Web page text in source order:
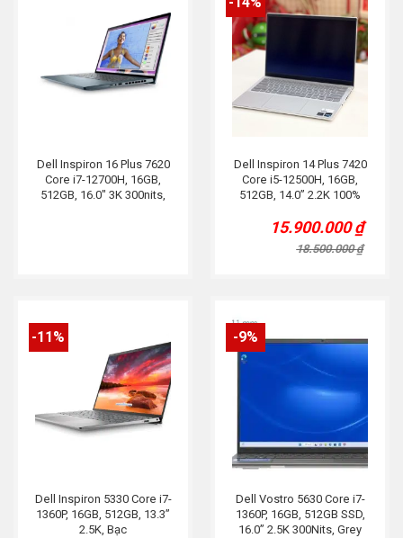
Dell Inspiron 16 Plus 7620
Core i7-12700H, 16GB,
512GB, 16.0″ 3K 300nits,
Dell Inspiron 14 Plus 7420
Core i5-12500H, 16GB,
512GB, 14.0” 2.2K 100%
18.500.000₫
Original
price
was:
15.900.000₫
Current
price
is:
-11%
Dell Inspiron 5330 Core i7-
1360P, 16GB, 512GB, 13.3”
2.5K, Bạc
-9%
Dell Vostro 5630 Core i7-
1360P, 16GB, 512GB SSD,
16.0” 2.5K 300Nits, Grey